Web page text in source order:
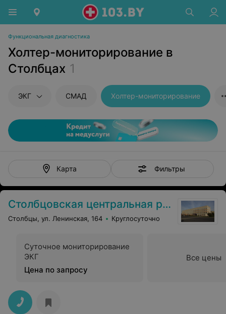
Функциональная диагностика
Холтер-мониторирование в
Столбцах 1
ЭКГ СМАД Холтер-мониторирование
Карта Фильтры
Столбцовская центральная районная больница
Столбцы, ул. Ленинская, 164 Круглосуточно
Суточное мониторирование
ЭКГ
Цена по запросу
Все цены